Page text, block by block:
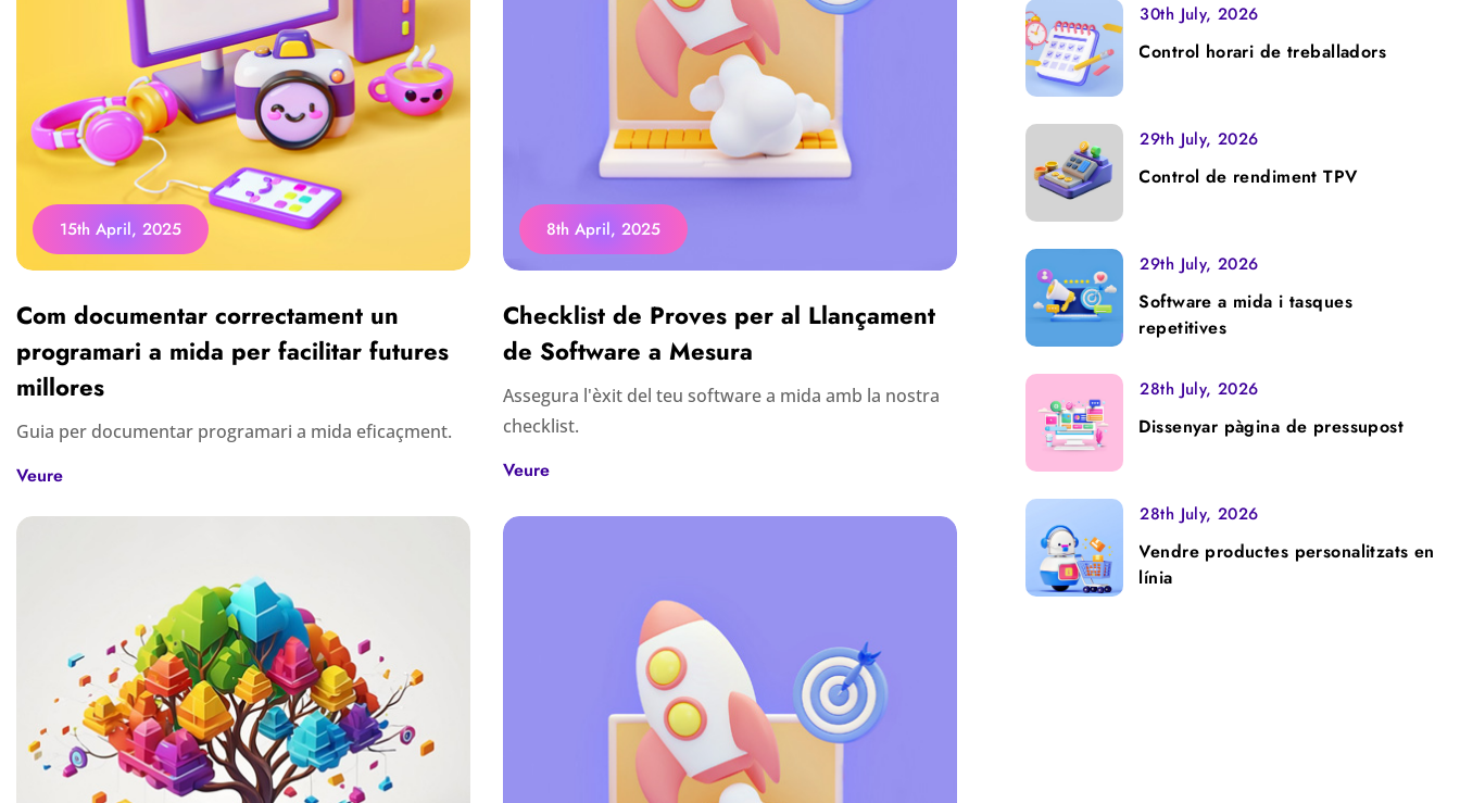
15th April, 2025
Com documentar correctament un
programari a mida per facilitar futures
millores
Guia per documentar programari a mida eficaçment.
Veure
8th April, 2025
Checklist de Proves per al Llançament
de Software a Mesura
Assegura l'èxit del teu software a mida amb la nostra
checklist.
Veure
30th July, 2026
Control horari de treballadors
29th July, 2026
Control de rendiment TPV
29th July, 2026
Software a mida i tasques
repetitives
28th July, 2026
Dissenyar pàgina de pressupost
28th July, 2026
Vendre productes personalitzats en
línia